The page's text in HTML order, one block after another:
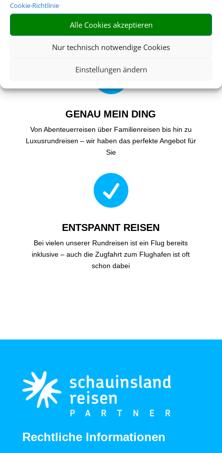
Cookie-Richtlinie
Alle Cookies akzeptieren
Nur technisch notwendige Cookies
Einstellungen ändern
RIESIGE AUSWAHL
Wählen Sie aus einer Vielzahl an Rundreiseangeboten
weltweit

GENAU MEIN DING
Von Abenteuerreisen über Familienreisen bis hin zu
Luxusrundreisen – wir haben das perfekte Angebot für
Sie

ENTSPANNT REISEN
Bei vielen unserer Rundreisen ist ein Flug bereits
inklusive – auch die Zugfahrt zum Flughafen ist oft
schon dabei
Rechtliche Informationen